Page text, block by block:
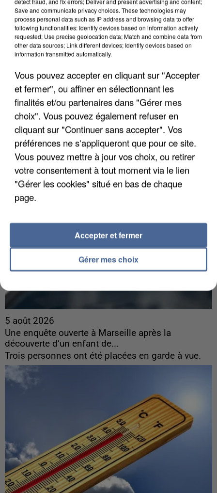
5 août 2026
L’un des fondateurs supposés de la DZ Mafia
interpellé en Algérie
Il est soupçonné d'y avoir mené ses opérations en
France.
5 août 2026
Une enquête ouverte à Marseille après la
découverte d’un enfant de...
Trois personnes ont été placées en garde à vue.
Save and communicate privacy choices. These technologies may
process personal data such as IP address and browsing data to offer
following functionalities: Identify devices based on information actively
requested; Use precise geolocation data; Match and combine data from
other data sources; Link different devices; Identify devices based on
information transmitted automatically.
Vous pouvez accepter en cliquant sur "Accepter
et fermer", ou affiner en sélectionnant les
finalités et/ou partenaires dans "Gérer mes
choix". Vous pouvez également refuser en
cliquant sur "Continuer sans accepter". Vos
préférences ne s'appliqueront que pour ce site.
Vous pouvez mettre à jour vos choix, ou retirer
votre consentement à tout moment via le lien
"Gérer les cookies" situé en bas de chaque
page.
Gérer mes choix
Accepter et fermer